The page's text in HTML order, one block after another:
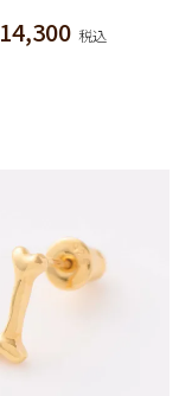
14,300 税込